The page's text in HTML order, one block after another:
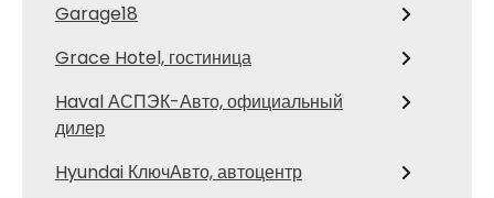
Garage18
Grace Hotel, гостиница
Haval АСПЭК-Авто, официальный
дилер
Hyundai КлючАвто, автоцентр